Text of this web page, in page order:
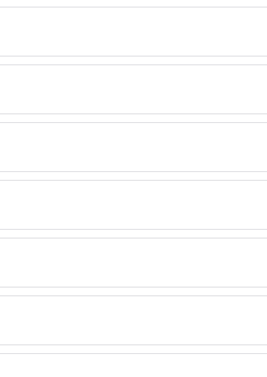
و قرار دادن دستگاه روی سطح صاف،
جابه‌جایی دستگاه در حالت پر یا قرار